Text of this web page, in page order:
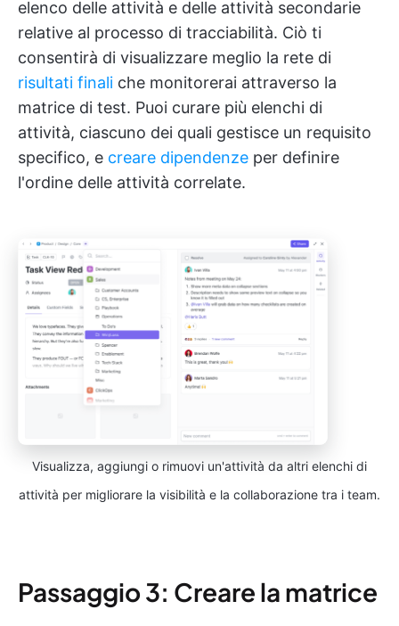
elenco delle attività e delle attività secondarie
relative al processo di tracciabilità. Ciò ti
consentirà di visualizzare meglio la rete di
risultati finali che monitorerai attraverso la
matrice di test. Puoi curare più elenchi di
attività, ciascuno dei quali gestisce un requisito
specifico, e creare dipendenze per definire
l'ordine delle attività correlate.
Visualizza, aggiungi o rimuovi un'attività da altri elenchi di
attività per migliorare la visibilità e la collaborazione tra i team.
Passaggio 3: Creare la matrice